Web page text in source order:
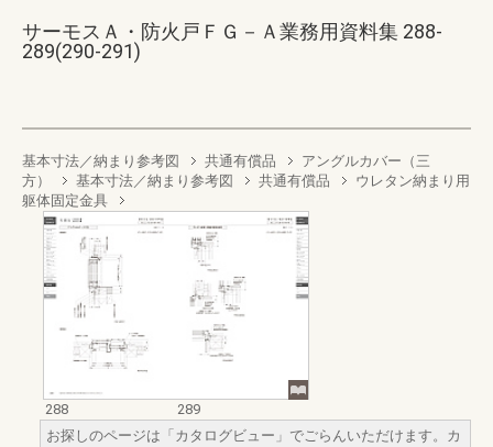
サーモスＡ・防火戸ＦＧ－Ａ業務用資料集 288-
289(290-291)
基本寸法／納まり参考図 共通有償品
アングルカバー（三
方）
基本寸法／納まり参考図 共通有償品
ウレタン納まり用
躯体固定金具
288
289
お探しのページは「カタログビュー」でごらんいただけます。カ